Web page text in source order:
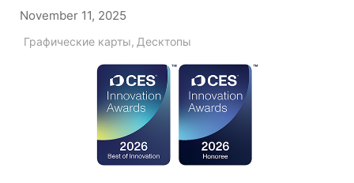
November 11, 2025
Графические карты, Десктопы